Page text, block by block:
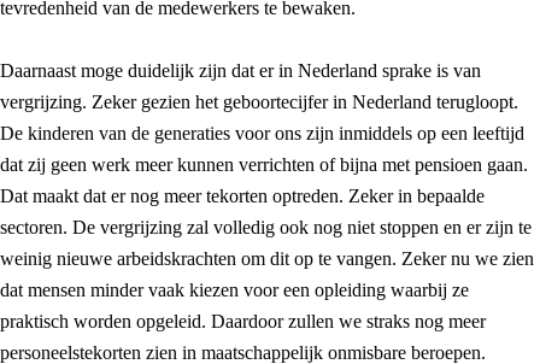
tevredenheid van de medewerkers te bewaken.
Daarnaast moge duidelijk zijn dat er in Nederland sprake is van
vergrijzing. Zeker gezien het geboortecijfer in Nederland terugloopt.
De kinderen van de generaties voor ons zijn inmiddels op een leeftijd
dat zij geen werk meer kunnen verrichten of bijna met pensioen gaan.
Dat maakt dat er nog meer tekorten optreden. Zeker in bepaalde
sectoren. De vergrijzing zal volledig ook nog niet stoppen en er zijn te
weinig nieuwe arbeidskrachten om dit op te vangen. Zeker nu we zien
dat mensen minder vaak kiezen voor een opleiding waarbij ze
praktisch worden opgeleid. Daardoor zullen we straks nog meer
personeelstekorten zien in maatschappelijk onmisbare beroepen.